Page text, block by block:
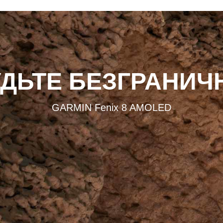
GARMIN Fenix 8 AMOLED